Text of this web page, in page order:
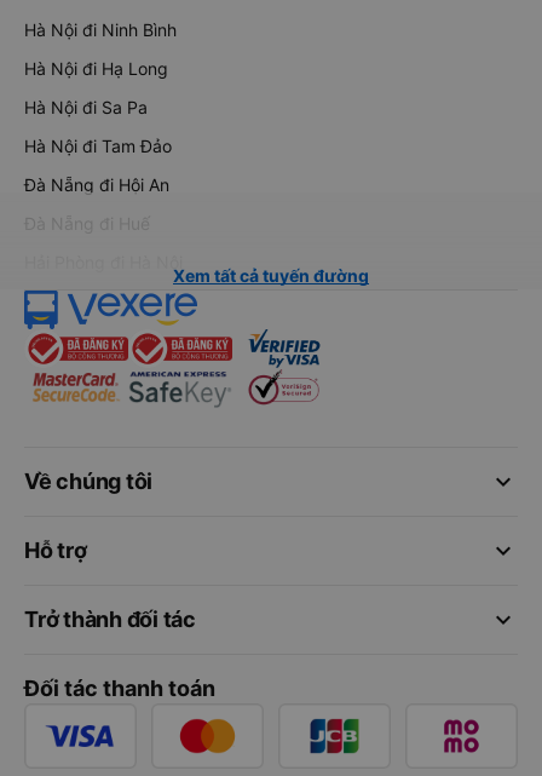
Hà Nội đi Ninh Bình
Hà Nội đi Hạ Long
Hà Nội đi Sa Pa
Hà Nội đi Tam Đảo
Đà Nẵng đi Hội An
Đà Nẵng đi Huế
Xem tất cả tuyến đường
keyboard_arrow_down
Về chúng tôi
keyboard_arrow_down
Hỗ trợ
keyboard_arrow_down
Trở thành đối tác
Đối tác thanh toán